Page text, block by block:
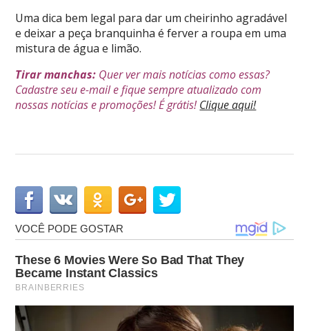
Uma dica bem legal para dar um cheirinho agradável
e deixar a peça branquinha é ferver a roupa em uma
mistura de água e limão.
Tirar manchas: Quer ver mais notícias como essas?
Cadastre seu e-mail e fique sempre atualizado com
nossas notícias e promoções! É grátis!Clique aqui!